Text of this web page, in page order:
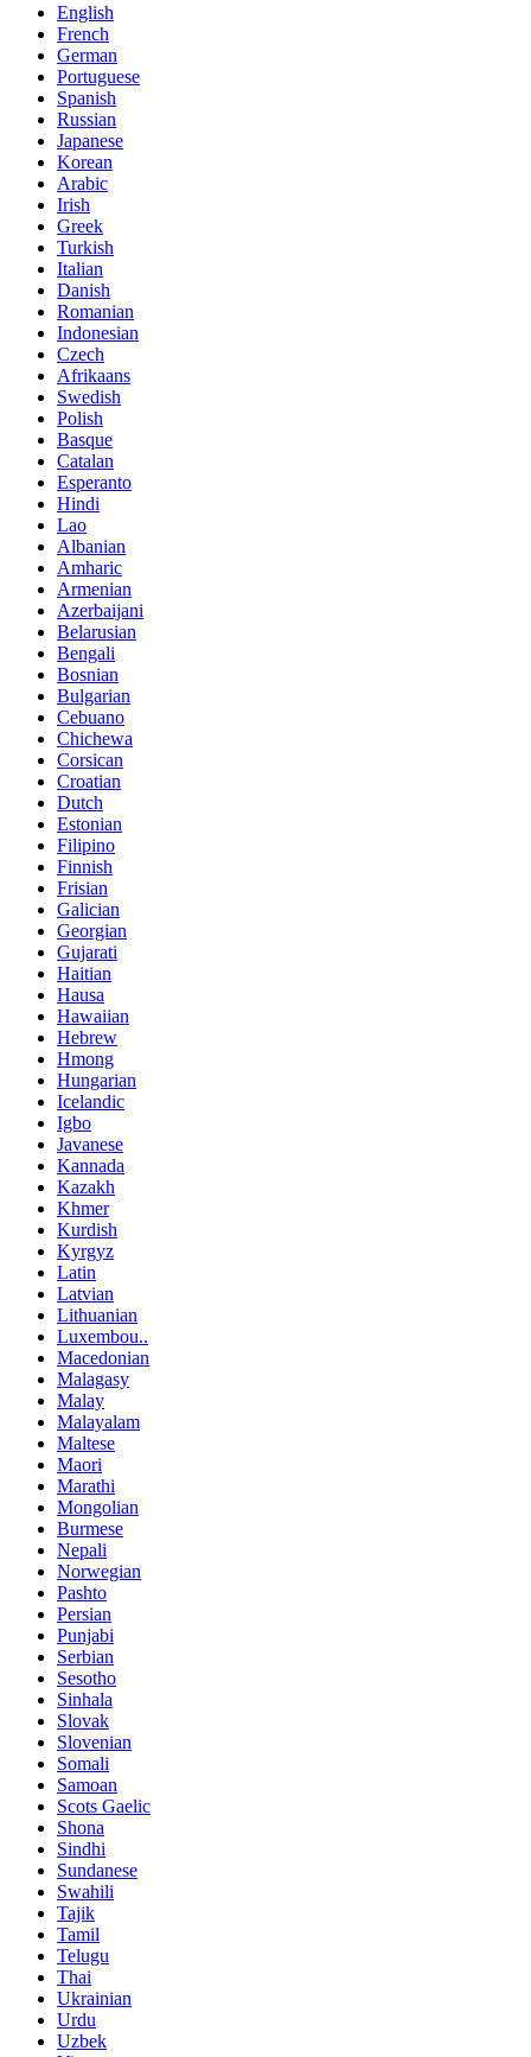
English
French
German
Portuguese
Spanish
Russian
Japanese
Korean
Arabic
Irish
Greek
Turkish
Italian
Danish
Romanian
Indonesian
Czech
Afrikaans
Swedish
Polish
Basque
Catalan
Esperanto
Hindi
Lao
Albanian
Amharic
Armenian
Azerbaijani
Belarusian
Bengali
Bosnian
Bulgarian
Cebuano
Chichewa
Corsican
Croatian
Dutch
Estonian
Filipino
Finnish
Frisian
Galician
Georgian
Gujarati
Haitian
Hausa
Hawaiian
Hebrew
Hmong
Hungarian
Icelandic
Igbo
Javanese
Kannada
Kazakh
Khmer
Kurdish
Kyrgyz
Latin
Latvian
Lithuanian
Luxembou..
Macedonian
Malagasy
Malay
Malayalam
Maltese
Maori
Marathi
Mongolian
Burmese
Nepali
Norwegian
Pashto
Persian
Punjabi
Serbian
Sesotho
Sinhala
Slovak
Slovenian
Somali
Samoan
Scots Gaelic
Shona
Sindhi
Sundanese
Swahili
Tajik
Tamil
Telugu
Thai
Ukrainian
Urdu
Uzbek